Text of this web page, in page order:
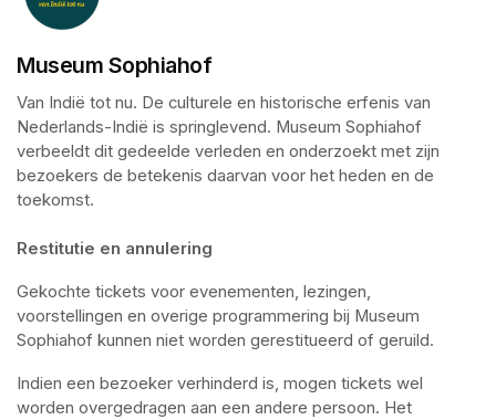
Museum Sophiahof
Van Indië tot nu. De culturele en historische erfenis van
Nederlands-Indië is springlevend. Museum Sophiahof
verbeeldt dit gedeelde verleden en onderzoekt met zijn
bezoekers de betekenis daarvan voor het heden en de
toekomst.
Restitutie en annulering
Gekochte tickets voor evenementen, lezingen,
voorstellingen en overige programmering bij Museum
Sophiahof kunnen niet worden gerestitueerd of geruild.
Indien een bezoeker verhinderd is, mogen tickets wel
worden overgedragen aan een andere persoon. Het